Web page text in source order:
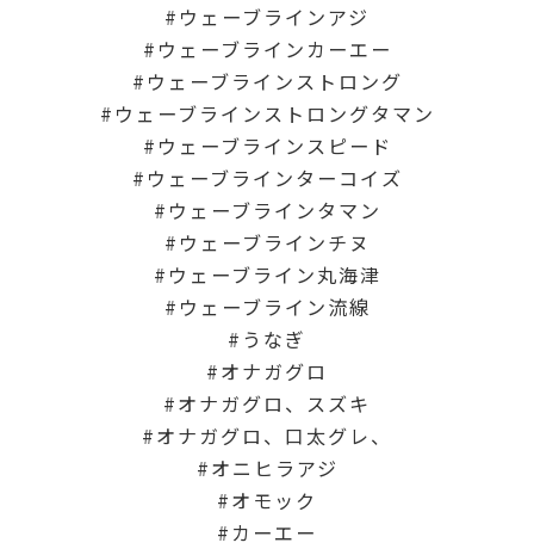
ウェーブラインアジ
ウェーブラインカーエー
ウェーブラインストロング
ウェーブラインストロングタマン
ウェーブラインスピード
ウェーブラインターコイズ
ウェーブラインタマン
ウェーブラインチヌ
ウェーブライン丸海津
ウェーブライン流線
うなぎ
オナガグロ
オナガグロ、スズキ
オナガグロ、口太グレ、
オニヒラアジ
オモック
カーエー